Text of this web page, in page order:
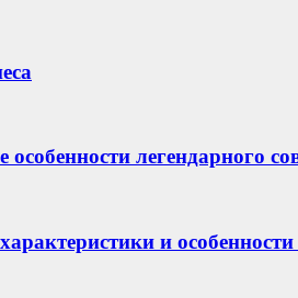
легендарного
и